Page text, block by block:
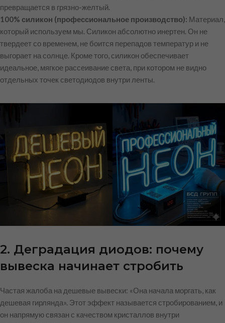
превращается в грязно-желтый.
100% силикон (профессиональное производство): Материал,
который используем мы. Силикон абсолютно инертен. Он не
твердеет со временем, не боится перепадов температур и не
выгорает на солнце. Кроме того, силикон обеспечивает
идеальное, мягкое рассеивание света, при котором не видно
отдельных точек светодиодов внутри ленты.
2. Деградация диодов: почему
вывеска начинает стробить
Частая жалоба на дешевые вывески: «Она начала моргать, как
дешевая гирлянда». Этот эффект называется стробированием, и
он напрямую связан с качеством кристаллов внутри